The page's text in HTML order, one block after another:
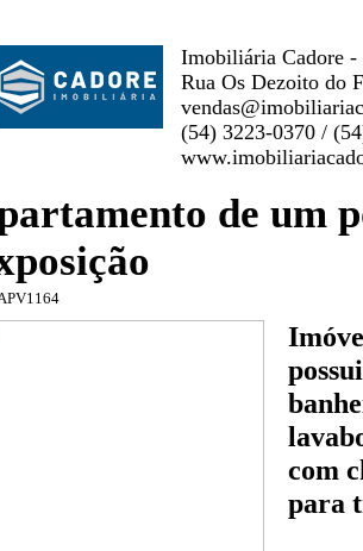
Imobiliária Cadore -
Rua Os Dezoito do
(54) 3223-0370 /
de um
com
para